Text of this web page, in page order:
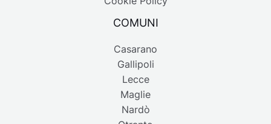
COMUNI
Casarano
Gallipoli
Lecce
Maglie
Nardò